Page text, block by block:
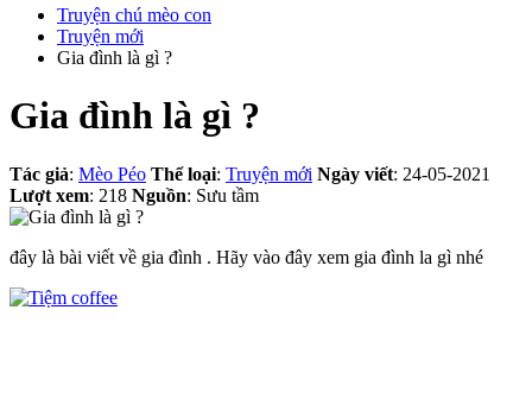
Truyện chú mèo con
Truyện mới
Gia đình là gì ?
Gia đình là gì ?
Tác giả: Mèo Péo Thể loại: Truyện mới Ngày viết: 24-05-2021
Lượt xem: 218 Nguồn: Sưu tầm
đây là bài viết về gia đình . Hãy vào đây xem gia đình la gì nhé